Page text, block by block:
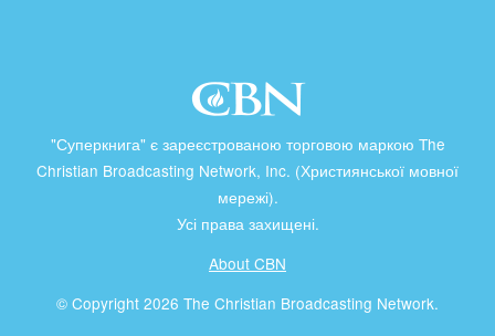
"Суперкнига" є зареєстрованою торговою маркою The
Christian Broadcasting Network, Inc. (Християнської мовної
мережі).
Усі права захищені.
About CBN
© Copyright 2026 The Christian Broadcasting Network.